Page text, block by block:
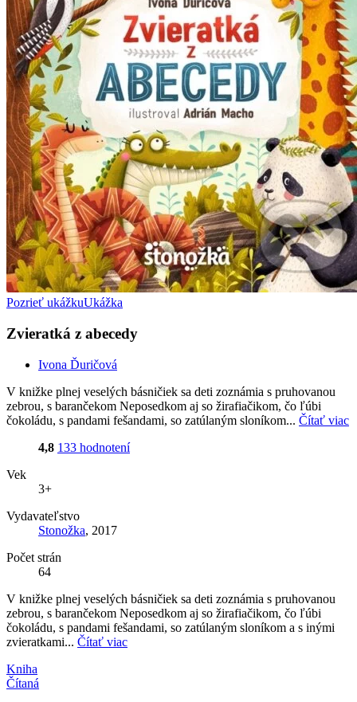
Pozrieť ukážkuUkážka
Zvieratká z abecedy
Ivona Ďuričová
V knižke plnej veselých básničiek sa deti zoznámia s pruhovanou
zebrou, s barančekom Neposedkom aj so žirafiačikom, čo ľúbi
čokoládu, s pandami fešandami, so zatúlaným sloníkom... Čítať viac
4,8 133 hodnotení
Vek
3+
Vydavateľstvo
Stonožka, 2017
Počet strán
64
V knižke plnej veselých básničiek sa deti zoznámia s pruhovanou
zebrou, s barančekom Neposedkom aj so žirafiačikom, čo ľúbi
čokoládu, s pandami fešandami, so zatúlaným sloníkom a s inými
zvieratkami... Čítať viac
Kniha
Čítaná